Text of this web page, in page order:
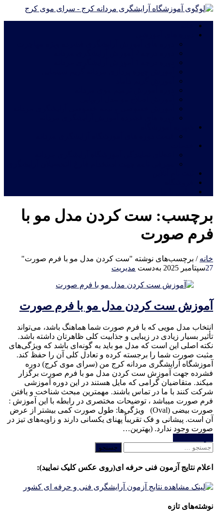
برچسب: ست كردن مدل مو با
فرم صورت
خانه / برچسب‌های نوشته "ست كردن مدل مو با فرم صورت"
27سپتامبر 2025 به‌دست مدیریت
آموزش ست كردن مدل مو با فرم صورت
انتخاب مدل مویی که با فرم صورت شما هماهنگ باشد، می‌تواند
تأثیر بسیار زیادی در زیبایی و جذابیت کلی ظاهرتان داشته باشد.
نکته اصلی این است که مدل مو باید به گونه‌ای باشد که ویژگی‌های
مثبت صورت شما را برجسته کرده و تعادل کلی آن را حفظ کند.
آموزشگاه آرایشگری مردانه کرج من (سرای موی کرج) دوره
فشرده جهت آموزش ست كردن مدل مو با فرم صورت برگزار
میکند. متقاضیان گرامی که مایل هستند در این دوره آموزشی
شرکت کنند با ما در تماس باشند. مهمترین مبحث شناخت و یافتن
فرم صورت میباشد ، توضیحات مختصری در رابطه با این آموزش :
صورت بیضی (Oval) ویژگی‌ها: طول صورت کمی بیشتر از عرض
آن است. پیشانی و فک تقریباً پهنای یکسانی دارند و زاویه‌های تیز در
صورت وجود ندارد. (بهترین…
جستجو
اعلام نتایج آزمون فنی حرفه ای(روی عکس کلیک نمایید):
نوشته‌های تازه